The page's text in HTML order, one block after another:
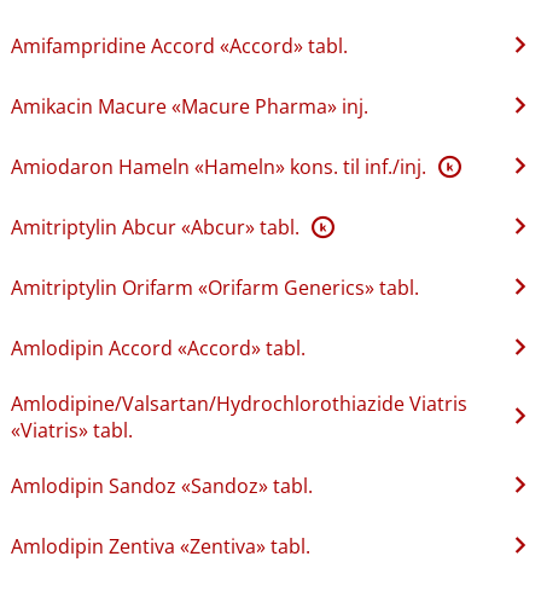
Amifampridine Accord «Accord» tabl.
Amikacin Macure «Macure Pharma» inj.
Amiodaron Hameln «Hameln» kons. til inf.​/​inj. K
Amitriptylin Abcur «Abcur» tabl. K
Amitriptylin Orifarm «Orifarm Generics» tabl.
Amlodipin Accord «Accord» tabl.
Amlodipine​/​Valsartan​/​Hydrochlorothiazide Viatris
«Viatris» tabl.
Amlodipin Sandoz «Sandoz» tabl.
Amlodipin Zentiva «Zentiva» tabl.